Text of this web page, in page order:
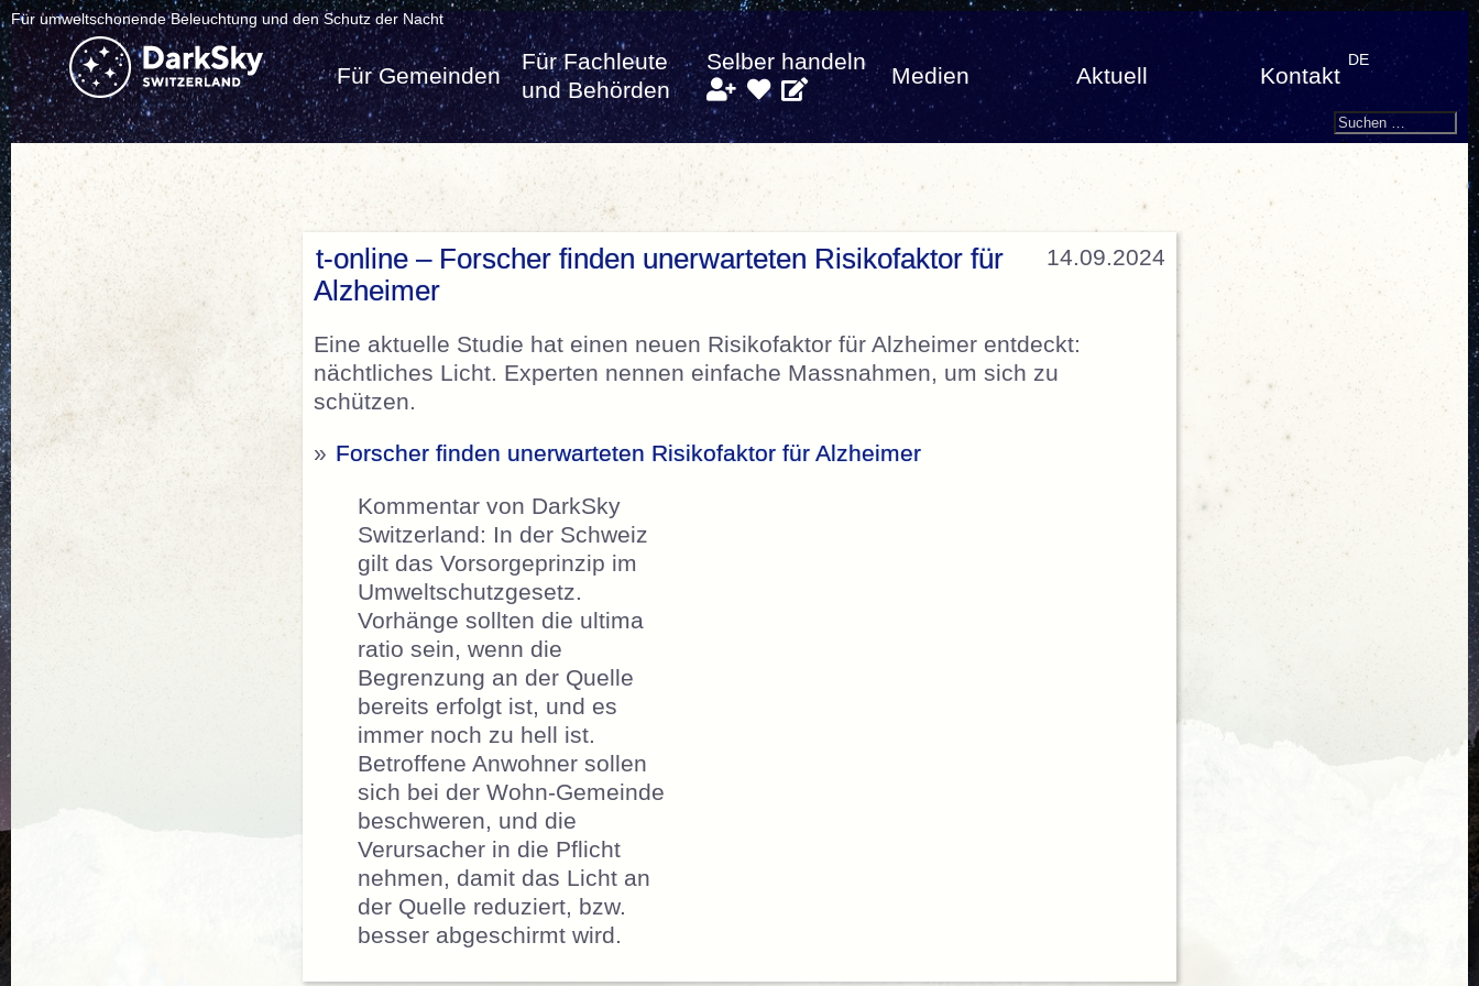
Für umweltschonende Beleuchtung und den Schutz der Nacht
Für Gemeinden
Für Fachleute
und Behörden
Selber handeln
Medien Aktuell Kontakt
DE
Search
Suchen
14.09.2024
t-online – Forscher finden unerwarteten Risikofaktor für
Alzheimer
Eine aktuelle Studie hat einen neuen Risikofaktor für Alzheimer entdeckt:
nächtliches Licht. Experten nennen einfache Massnahmen, um sich zu
schützen.
» Forscher finden unerwarteten Risikofaktor für Alzheimer
Kommentar von DarkSky
Switzerland: In der Schweiz
gilt das Vorsorgeprinzip im
Umweltschutzgesetz.
Vorhänge sollten die ultima
ratio sein, wenn die
Begrenzung an der Quelle
bereits erfolgt ist, und es
immer noch zu hell ist.
Betroffene Anwohner sollen
sich bei der Wohn-Gemeinde
beschweren, und die
Verursacher in die Pflicht
nehmen, damit das Licht an
der Quelle reduziert, bzw.
besser abgeschirmt wird.